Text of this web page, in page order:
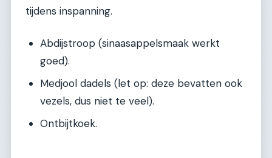
tijdens inspanning.
Abdijstroop (sinaasappelsmaak werkt
goed).
Medjool dadels (let op: deze bevatten ook
vezels, dus niet te veel).
Ontbijtkoek.